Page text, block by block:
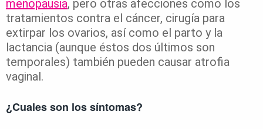
menopausia, pero otras afecciones como los
tratamientos contra el cáncer, cirugía para
extirpar los ovarios, así como el parto y la
lactancia (aunque éstos dos últimos son
temporales) también pueden causar atrofia
vaginal.
¿Cuales son los síntomas?